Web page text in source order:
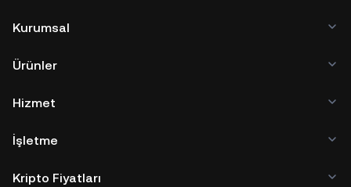
Kurumsal
Ürünler
Hizmet
İşletme
Kripto Fiyatları